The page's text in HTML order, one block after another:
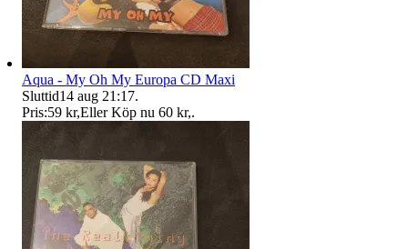
Aqua - My Oh My Europa CD Maxi
Sluttid14 aug 21:17.
Pris:59 kr,Eller Köp nu 60 kr,.